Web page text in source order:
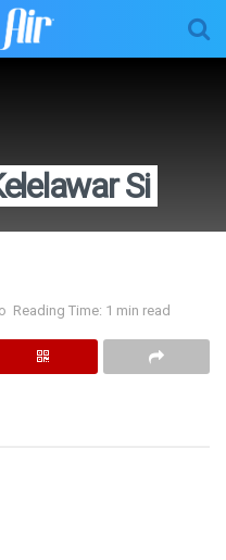
Si
Reading Time: 1 min read